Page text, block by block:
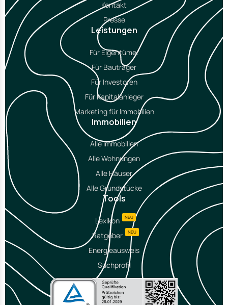
Kontakt
Presse
Leistungen
Für Eigentümer
Für Bauträger
Für Investoren
Für Kapitalanleger
Marketing für Immobilien
Immobilien
Alle Immobilien
Alle Wohnungen
Alle Häuser
Alle Grundstücke
Tools
Lexikon NEU
Ratgeber NEU
Energieausweis
Suchprofil